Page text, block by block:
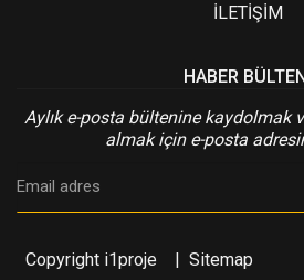
İLETİŞİM
HABER
Aylık e-posta bültenine kaydolmak
almak için e-posta
Copyright i1proje | Sitemap